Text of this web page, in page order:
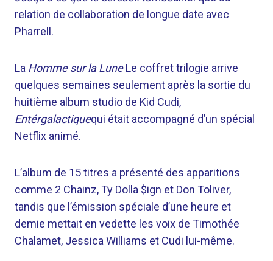
relation de collaboration de longue date avec
Pharrell.
La Homme sur la LuneLe coffret trilogie arrive
quelques semaines seulement après la sortie du
huitième album studio de Kid Cudi,
Entérgalactiquequi était accompagné d’un spécial
Netflix animé.
L’album de 15 titres a présenté des apparitions
comme 2 Chainz, Ty Dolla $ign et Don Toliver,
tandis que l’émission spéciale d’une heure et
demie mettait en vedette les voix de Timothée
Chalamet, Jessica Williams et Cudi lui-même.